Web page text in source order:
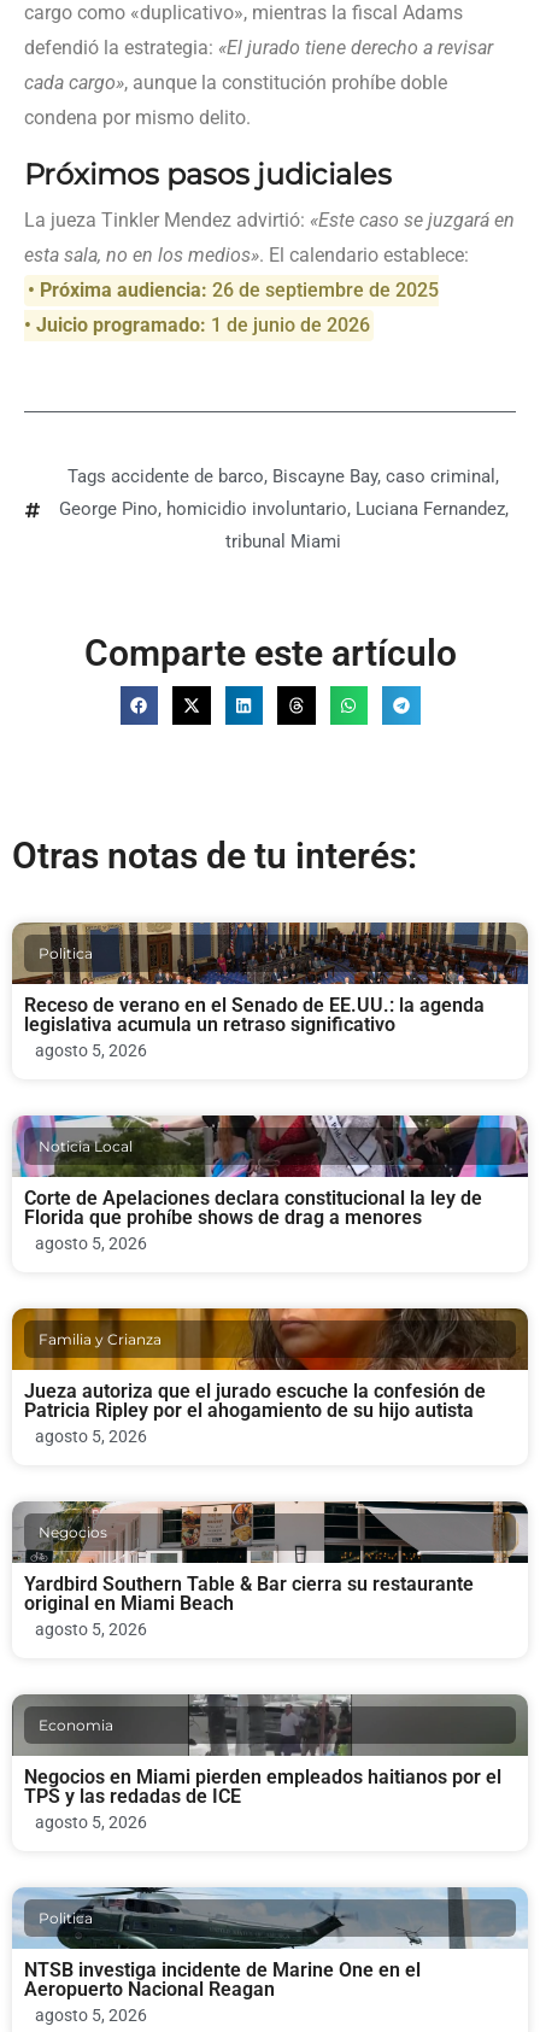
cargo como «duplicativo», mientras la fiscal Adams
defendió la estrategia: «El jurado tiene derecho a revisar
cada cargo», aunque la constitución prohíbe doble
condena por mismo delito.
Próximos pasos judiciales
La jueza Tinkler Mendez advirtió: «Este caso se juzgará en
esta sala, no en los medios». El calendario establece:
• Próxima audiencia: 26 de septiembre de 2025
• Juicio programado: 1 de junio de 2026
Tags accidente de barco, Biscayne Bay, caso criminal ,
George Pino, homicidio involuntario, Luciana Fernandez,
tribunal Miami
Comparte este artículo
Otras notas de tu interés:
Politica
Receso de verano en el Senado de EE.UU.: la agenda
legislativa acumula un retraso significativo
agosto 5, 2026
Noticia Local
Corte de Apelaciones declara constitucional la ley de
Florida que prohíbe shows de drag a menores
agosto 5, 2026
Familia y Crianza
Jueza autoriza que el jurado escuche la confesión de
Patricia Ripley por el ahogamiento de su hijo autista
agosto 5, 2026
Negocios
Yardbird Southern Table & Bar cierra su restaurante
original en Miami Beach
agosto 5, 2026
Economia
Negocios en Miami pierden empleados haitianos por el
TPS y las redadas de ICE
agosto 5, 2026
Politica
NTSB investiga incidente de Marine One en el
Aeropuerto Nacional Reagan
agosto 5, 2026